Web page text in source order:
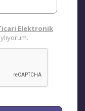
Elektronik